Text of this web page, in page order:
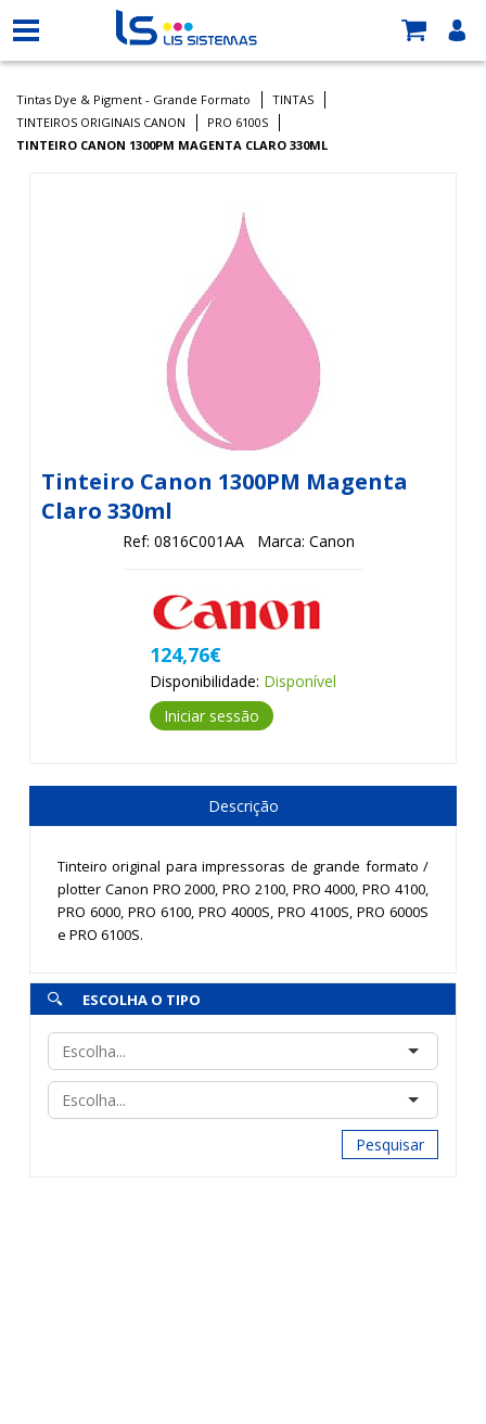
Tintas Dye & Pigment - Grande Formato
TINTAS
TINTEIROS ORIGINAIS CANON
PRO 6100S
TINTEIRO CANON 1300PM MAGENTA CLARO 330ML
Tinteiro Canon 1300PM Magenta
Claro 330ml
Ref: 0816C001AA Marca: Canon
124,76€
Disponibilidade: Disponível
Iniciar sessão
Descrição
Tinteiro original para impressoras de grande formato /
plotter Canon PRO 2000,PRO 2100, PRO 4000,PRO 4100,
PRO 6000, PRO 6100, PRO 4000S, PRO 4100S, PRO 6000S
e PRO 6100S.
ESCOLHA O TIPO
Pesquisar